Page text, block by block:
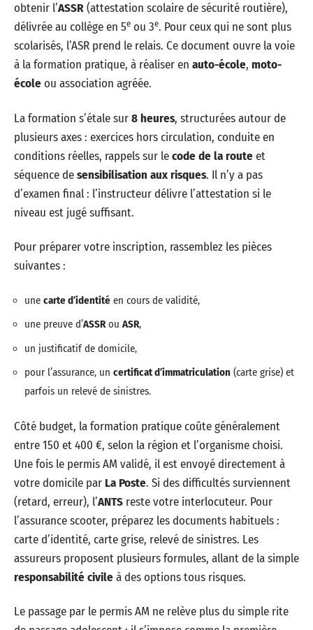
obtenir l’ASSR(attestation scolaire de sécurité routière),
délivrée au collège en 5e ou 3e. Pour ceux qui ne sont plus
scolarisés, l’ASR prend le relais. Ce document ouvre la voie
à la formation pratique, à réaliser en auto-école, moto-
écoleou association agréée.
La formation s’étale sur8 heures, structurées autour de
plusieurs axes : exercices hors circulation, conduite en
conditions réelles, rappels sur lecode de la routeet
séquence desensibilisation aux risques. Il n’y a pas
d’examen final : l’instructeur délivre l’attestation si le
niveau est jugé suffisant.
Pour préparer votre inscription, rassemblez les pièces
suivantes :
une carte d’identité en cours de validité,
une preuve d’ASSRou ASR,
un justificatif de domicile,
pour l’assurance, un certificat d’immatriculation (carte grise) et
parfois un relevé de sinistres.
Côté budget, la formation pratique coûte généralement
entre 150 et 400 €, selon la région et l’organisme choisi.
Une fois le permis AM validé, il est envoyé directement à
votre domicile par La Poste. Si des difficultés surviennent
(retard, erreur), l’ANTS reste votre interlocuteur. Pour
l’assurance scooter, préparez les documents habituels :
carte d’identité, carte grise, relevé de sinistres. Les
assureurs proposent plusieurs formules, allant de la simple
responsabilité civileà des options tous risques.
Le passage par le permis AM ne relève plus du simple rite